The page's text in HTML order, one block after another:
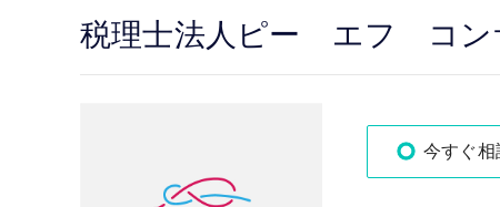
税理士法人ピー エフ コン
今すぐ相